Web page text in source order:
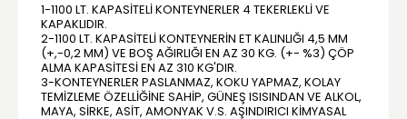
1-1100 LT. KAPASITELI KONTEYNERLER 4 TEKERLEKLI VE
KAPAKLIDIR.
2-1100 LT. KAPASITELI KONTEYNERIN ET KALINLIĞI 4,5 MM
(+,-0,2 MM) VE BOŞ AĞIRLIĞI EN AZ 30 KG. (+- %3) ÇÖP
ALMA KAPASITESI EN AZ 310 KG'DIR.
3-KONTEYNERLER PASLANMAZ, KOKU YAPMAZ, KOLAY
TEMIZLEME ÖZELLIĞINE SAHIP, GÜNEŞ ISISINDAN VE ALKOL,
MAYA, SİRKE, ASİT, AMONYAK V.S. AŞINDIRICI KIMYASAL